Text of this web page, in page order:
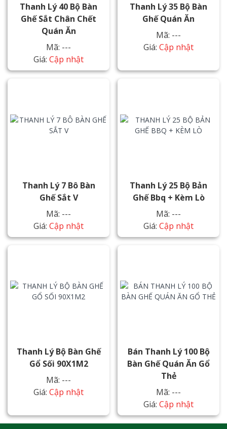
Thanh Lý 40 Bộ Bàn
Ghế Sắt Chân Chết
Quán Ăn
Mã: ---
Giá: Cập nhật
Thanh Lý 35 Bộ Bàn
Ghế Quán Ăn
Mã: ---
Giá: Cập nhật
Thanh Lý 7 Bô Bàn
Ghế Sắt V
Mã: ---
Giá: Cập nhật
Thanh Lý 25 Bộ Bản
Ghế Bbq + Kèm Lò
Mã: ---
Giá: Cập nhật
Thanh Lý Bộ Bàn Ghế
Gổ Sối 90X1M2
Mã: ---
Giá: Cập nhật
Bán Thanh Lý 100 Bộ
Bàn Ghế Quán Ăn Gổ
Thẻ
Mã: ---
Giá: Cập nhật